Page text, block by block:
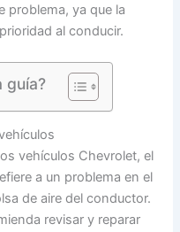
problema, ya que la
al conducir.
guía?
vehículos Chevrolet, el
a un problema en el
de aire del conductor.
revisar y reparar